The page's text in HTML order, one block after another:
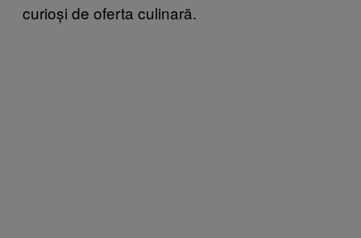
curioși de oferta culinară.